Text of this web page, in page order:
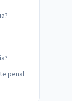
penal